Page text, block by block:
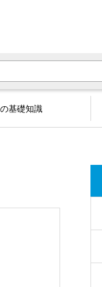
基礎知識